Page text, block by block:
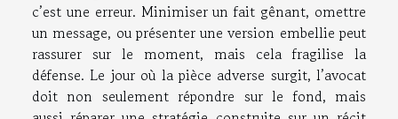
c’est une erreur. Minimiser un fait gênant, omettre
un message, ou présenter une version embellie peut
rassurer sur le moment, mais cela fragilise la
défense. Le jour où la pièce adverse surgit, l’avocat
doit non seulement répondre sur le fond, mais